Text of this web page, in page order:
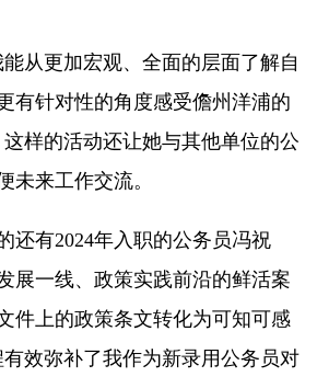
更加宏观、全面的层面了解自
有针对性的角度感受儋州洋浦的
样的活动还让她与其他单位的公
未来工作交流。
有2024年入职的公务员冯祝
展一线、政策实践前沿的鲜活案
件上的政策条文转化为可知可感
效弥补了我作为新录用公务员对